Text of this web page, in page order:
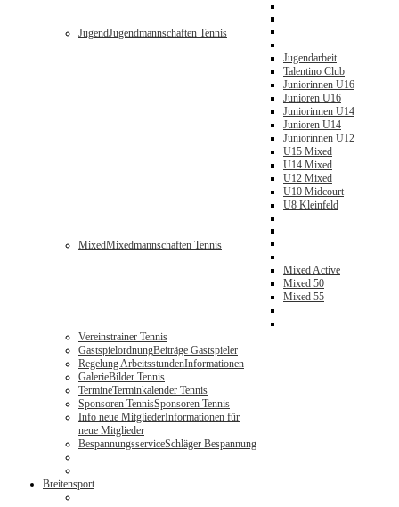
JugendJugendmannschaften Tennis
Jugendarbeit
Talentino Club
Juniorinnen U16
Junioren U16
Juniorinnen U14
Junioren U14
Juniorinnen U12
U15 Mixed
U14 Mixed
U12 Mixed
U10 Midcourt
U8 Kleinfeld
MixedMixedmannschaften Tennis
Mixed Active
Mixed 50
Mixed 55
Vereinstrainer Tennis
GastspielordnungBeiträge Gastspieler
Regelung ArbeitsstundenInformationen
GalerieBilder Tennis
TermineTerminkalender Tennis
Sponsoren TennisSponsoren Tennis
Info neue MitgliederInformationen für
neue Mitglieder
BespannungsserviceSchläger Bespannung
Breitensport